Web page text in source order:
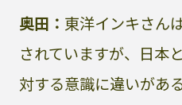
奥田： 東洋インキさん
されていますが、日本
対する意識に違いがあ